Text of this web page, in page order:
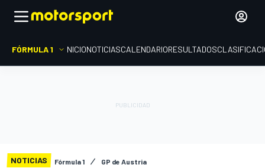
FÓRMULA 1 INICIONOTICIASCALENDARIORESULTADOS
NOTICIAS Fórmula 1 GP de Austria